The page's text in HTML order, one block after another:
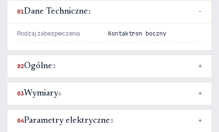
01Dane Techniczne1
Rodzaj zabezpieczenia Kontaktron boczny
02Ogólne3
03Wymiary6
04Parametry elektryczne3